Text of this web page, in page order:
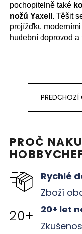
pochopitelně také
nožů Yaxell . Těšit
projížďku
hudební doprovod a
PŘEDCHOZÍ
D
o
e
PROČ
Rychlé
Zboží
20+ let